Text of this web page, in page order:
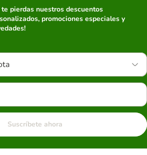
te pierdas nuestros descuentos
promociones especiales y
Suscríbete ahora